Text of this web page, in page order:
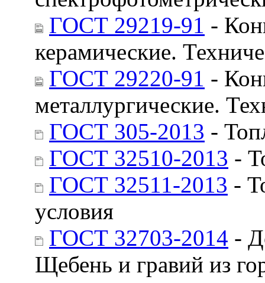
ГОСТ 29219-91 -
керамические.
ГОСТ 29220-91 -
металлургические.
ГОСТ 305-2013 -
ГОСТ 32510-2013 -
ГОСТ 32511-2013 -
условия
ГОСТ 32703-2014 -
Щебень и гравий из